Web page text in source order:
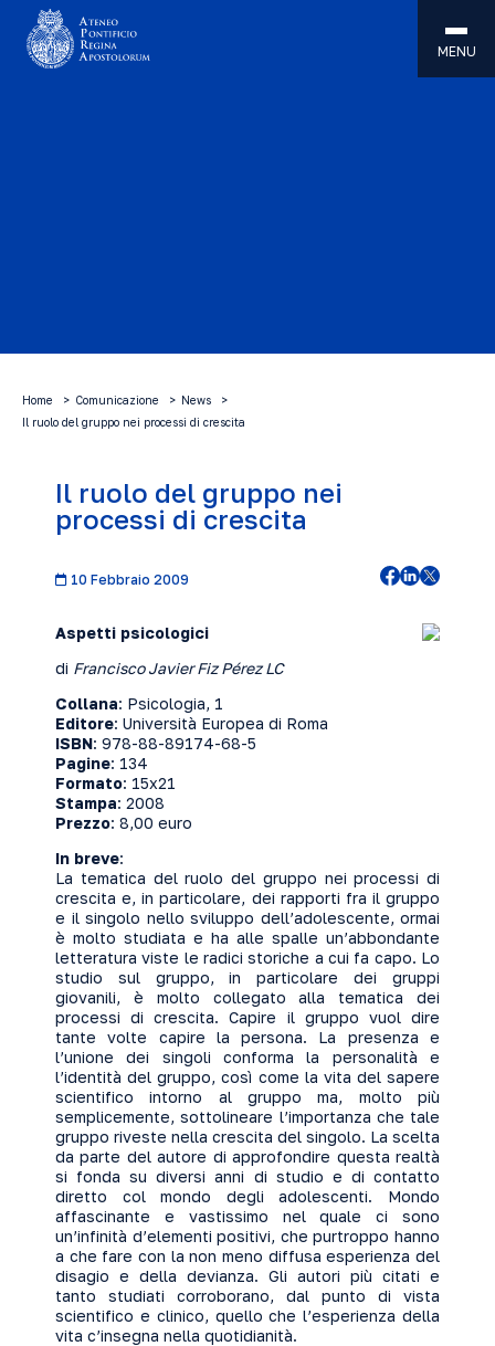
MENU
Home Comunicazione
News
Il ruolo del gruppo nei processi di crescita
Il ruolo del gruppo nei
processi di crescita
10 Febbraio 2009
Aspetti psicologici
di Francisco Javier Fiz Pérez LC
Collana: Psicologia, 1
Editore: Università Europea di Roma
ISBN: 978-88-89174-68-5
Pagine: 134
Formato: 15x21
Stampa: 2008
Prezzo: 8,00 euro
In breve:
La tematica del ruolo del gruppo nei processi di
crescita e, in particolare, dei rapporti fra il gruppo
e il singolo nello sviluppo dell’adolescente, ormai
è molto studiata e ha alle spalle un’abbondante
letteratura viste le radici storiche a cui fa capo. Lo
studio sul gruppo, in particolare dei gruppi
giovanili, è molto collegato alla tematica dei
processi di crescita. Capire il gruppo vuol dire
tante volte capire la persona. La presenza e
l’unione dei singoli conforma la personalità e
l’identità del gruppo, così come la vita del sapere
scientifico intorno al gruppo ma, molto più
semplicemente, sottolineare l’importanza che tale
gruppo riveste nella crescita del singolo. La scelta
da parte del autore di approfondire questa realtà
si fonda su diversi anni di studio e di contatto
diretto col mondo degli adolescenti. Mondo
affascinante e vastissimo nel quale ci sono
un’infinità d’elementi positivi, che purtroppo hanno
a che fare con la non meno diffusa esperienza del
disagio e della devianza. Gli autori più citati e
tanto studiati corroborano, dal punto di vista
scientifico e clinico, quello che l’esperienza della
vita c’insegna nella quotidianità.